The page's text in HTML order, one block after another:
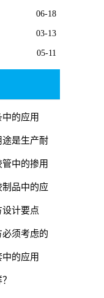
06-18
03-13
05-11
的应用
途是生产耐
中的掺用
品中的应
计要点
须考虑的
的应用